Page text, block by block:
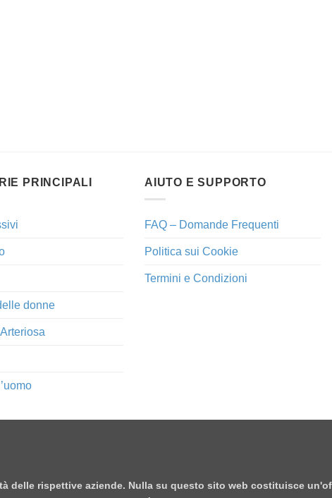
PRINCIPALI
donne
AIUTO E SUPPORTO
FAQ – Domande Frequenti
Politica sui Cookie
Termini e Condizioni
delle rispettive aziende. Nulla su questo sito web costituisce